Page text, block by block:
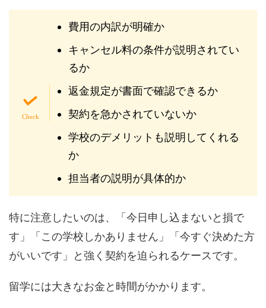
費用の内訳が明確か
キャンセル料の条件が説明されてい
るか
返金規定が書面で確認できるか
契約を急かされていないか
学校のデメリットも説明してくれる
か
担当者の説明が具体的か
特に注意したいのは、「今日申し込まないと損で
す」「この学校しかありません」「今すぐ決めた方
がいいです」と強く契約を迫られるケースです。
留学には大きなお金と時間がかかります。